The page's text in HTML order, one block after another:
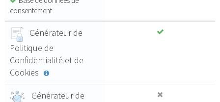
consentement
Générateur de
Politique de
Confidentialité et de
Cookies
Générateur de